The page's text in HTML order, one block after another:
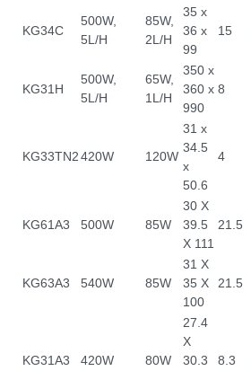
KG34C
500W,
5L/H
85W,
2L/H
35 x
36 x
99
15
KG31H
500W,
5L/H
65W,
1L/H
350 x
360 x
990
8
KG33TN2420W 120W
31 x
34.5
x
50.6
4
KG61A3 500W 85W
30 X
39.5
X 111
21.5
KG63A3 540W 85W
31 X
35 X
100
21.5
KG31A3 420W 80W
27.4
X
30.3
8.3